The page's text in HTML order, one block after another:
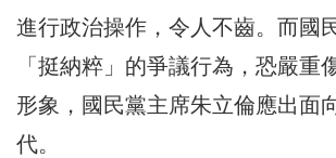
進行政治操作，令人不齒。而國
「挺納粹」的爭議行為，恐嚴重
形象，國民黨主席朱立倫應出面
代。